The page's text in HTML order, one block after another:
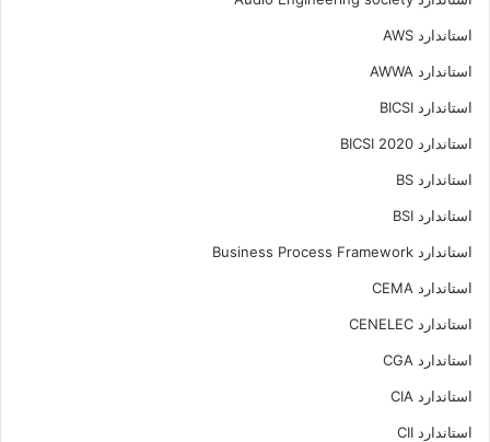
استاندارد AWS
استاندارد AWWA
استاندارد BICSI
استاندارد BICSI 2020
استاندارد BS
استاندارد BSI
استاندارد Business Process Framework
استاندارد CEMA
استاندارد CENELEC
استاندارد CGA
استاندارد CIA
استاندارد CII